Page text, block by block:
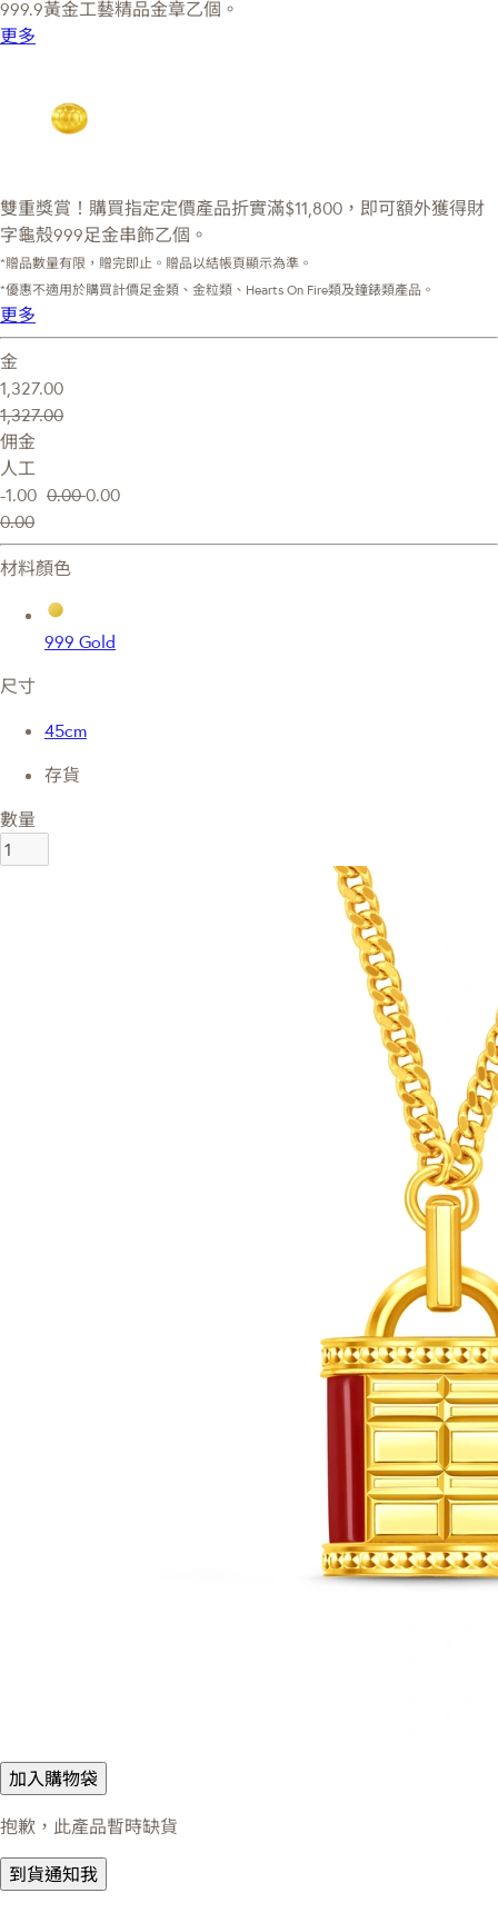
999.9黃金工藝精品金章乙個。
更多
雙重獎賞！購買指定定價產品折實滿$11,800，即可額外獲得財
字龜殼999足金串飾乙個。
*贈品數量有限，贈完即止。贈品以結帳頁顯示為準。
*優惠不適用於購買計價足金類、金粒類、Hearts On Fire類及鐘錶類產品。
更多
金
1,327.00
1,327.00
佣金
人工
-1.00 0.000.00
0.00
材料顏色
999 Gold
尺寸
45cm
存貨
數量
加入購物袋
抱歉，此產品暫時缺貨
到貨通知我